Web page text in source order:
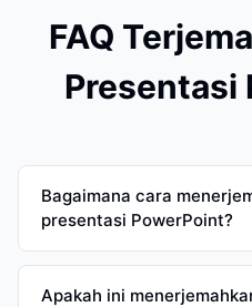
FAQ
Presentasi
Bagaimana cara
presentasi PowerPoint?
Apakah ini